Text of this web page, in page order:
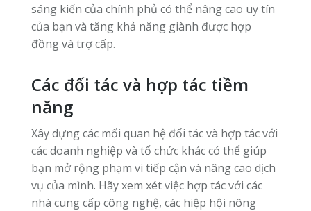
sáng kiến của chính phủ có thể nâng cao uy tín
của bạn và tăng khả năng giành được hợp
đồng và trợ cấp.
Các đối tác và hợp tác tiềm
năng
Xây dựng các mối quan hệ đối tác và hợp tác với
các doanh nghiệp và tổ chức khác có thể giúp
bạn mở rộng phạm vi tiếp cận và nâng cao dịch
vụ của mình. Hãy xem xét việc hợp tác với các
nhà cung cấp công nghệ, các hiệp hội nông